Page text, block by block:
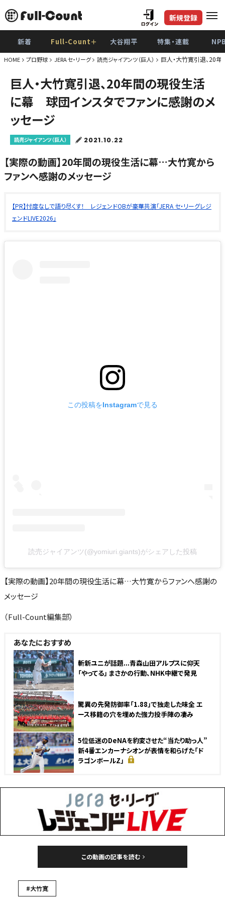
新規登録
新着 Full-Count＋ 大谷翔平 特集・連載
HOME プロ野球 JERA セ・リーグ 読売ジャイアンツ（巨人） 巨人・大竹寛引退、20
巨人・大竹寛引退、20年間の現役生活
に幕 球団インスタでファンに感謝のメ
ッセージ
読売ジャイアンツ（巨人） 2021.10.22
【実際の動画】20年間の現役生活に幕…大竹寛から
ファンへ感謝のメッセージ
【PR】忖度なしで語り尽くす！ レジェンドOBが豪華共演「JERA セ・リーグレジ
ェンドLIVE2026」
この投稿をInstagramで見る
読売ジャイアンツ(@yomiuri.giants)がシェアした投稿
【実際の動画】20年間の現役生活に幕…大竹寛からファンへ感謝の
メッセージ
（Full-Count編集部）
あなたにおすすめ
斬新ユニが話題...青森山田アルプスに仰天
「やってる」 まさかの行動、NHK中継で発見
驚異の先発防御率「1.88」で独走した味全 エ
ース移籍の穴を埋めた強力投手陣の凄み
5位低迷のDeNAを豹変させた“当たり助っ人”
新4番エンカーナシオンが表情を和らげた「ド
ラゴンボールZ」
この動画の記事を読む
#大竹寛